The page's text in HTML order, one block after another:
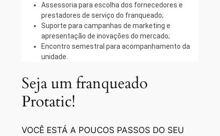
Assessoria para escolha dos fornecedores e
prestadores de serviço do franqueado;
Suporte para campanhas de marketing e
apresentação de inovações do mercado;
Encontro semestral para acompanhamento da
unidade.
Seja um franqueado
Protatic!
VOCÊ ESTÁ A POUCOS PASSOS DO SEU